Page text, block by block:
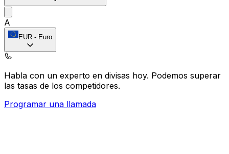
A
EUR - Euro
Habla con un experto en divisas hoy. Podemos superar
las tasas de los competidores.
Programar una llamada